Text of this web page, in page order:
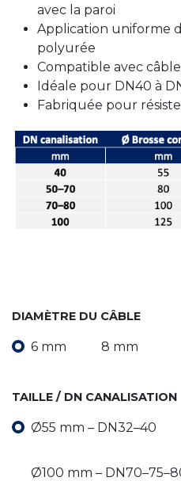
avec la paroi
Application uniforme
polyurée
Compatible avec
Idéale pour DN40 à
Fabriquée pour
DIAMÈTRE DU CÂBLE
6 mm 8 mm
TAILLE / DN CANALISATION
Ø55 mm – DN32–40
Ø100 mm –